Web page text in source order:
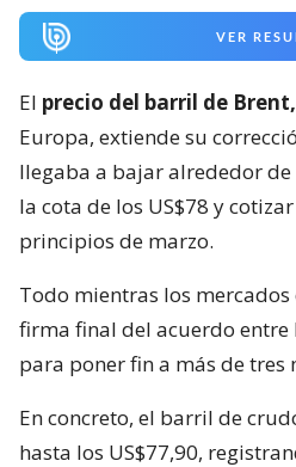
VER
El precio del barril de Brent,
Europa, extiende su
llegaba a bajar alrededor
la cota de los US$78 y
principios de marzo.
Todo mientras los
firma final del acuerdo entre
para poner fin a más de tres
En concreto, el barril de
hasta los US$77,90,